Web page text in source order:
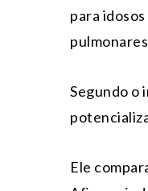
para
Segundo o
Ele